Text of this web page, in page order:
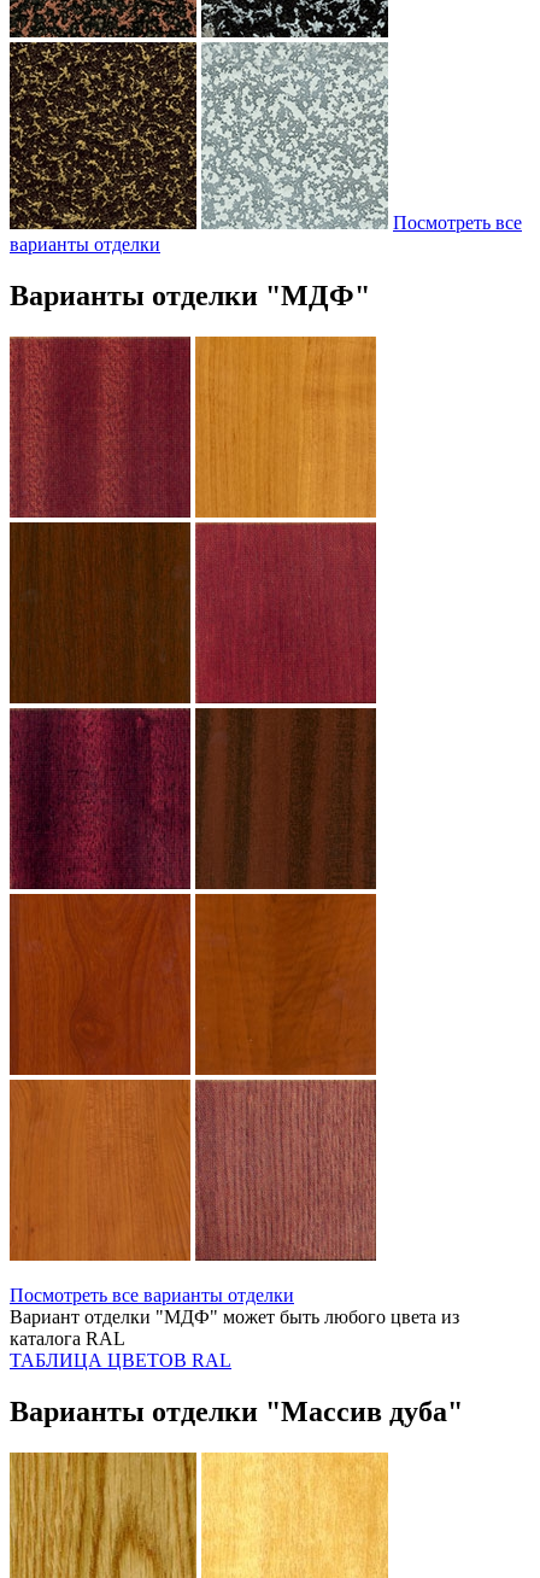
Посмотреть все
варианты отделки
Варианты отделки "МДФ"
Посмотреть все варианты отделки
Вариант отделки "МДФ" может быть любого цвета из
каталога RAL
ТАБЛИЦА ЦВЕТОВ RAL
Варианты отделки "Массив дуба"